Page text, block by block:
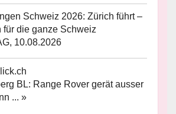
Schweiz 2026: Zürich führt –
für die ganze Schweiz
10.08.2026
BL: Range Rover gerät ausser
... »